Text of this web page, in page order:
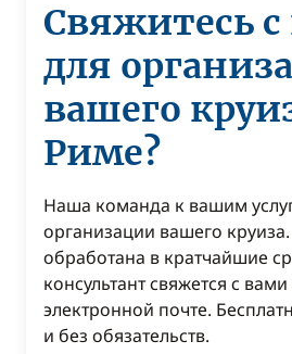
Свяжитесь
для
вашего
Риме?
Наша команда к вашим
организации вашего
обработана в кратчайшие
консультант свяжется с
электронной почте.
и без обязательств.